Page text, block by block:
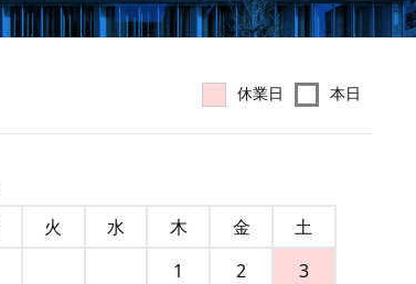
休業日 本日
火 水 木 金
土
1
2
3